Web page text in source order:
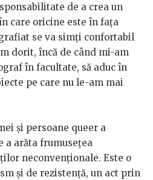
de a crea un
care oricine este în fața
se va simți confortabil
dorit, încă de când mi-am
în facultate, să aduc în
pe care nu le-am mai
și persoane queer a
a arăta frumusețea
neconvenționale. Este o
și de rezistență, un act prin